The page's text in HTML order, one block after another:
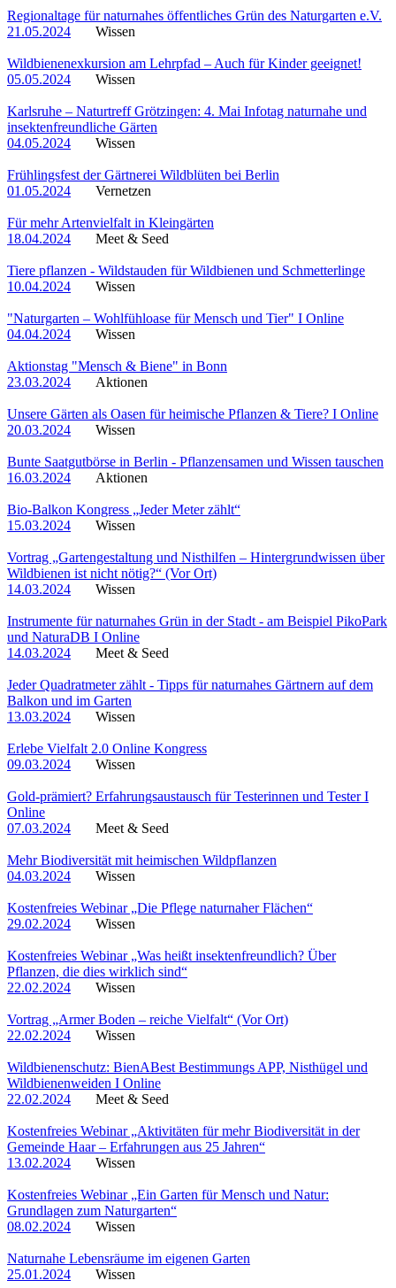
Regionaltage für naturnahes öffentliches Grün des Naturgarten e.V.
21.05.2024
Wissen
Wildbienenexkursion am Lehrpfad – Auch für Kinder geeignet!
05.05.2024
Wissen
Karlsruhe – Naturtreff Grötzingen: 4. Mai Infotag naturnahe und
insektenfreundliche Gärten
04.05.2024
Wissen
Frühlingsfest der Gärtnerei Wildblüten bei Berlin
01.05.2024
Vernetzen
Für mehr Artenvielfalt in Kleingärten
18.04.2024
Meet & Seed
Tiere pflanzen - Wildstauden für Wildbienen und Schmetterlinge
10.04.2024
Wissen
"Naturgarten – Wohlfühloase für Mensch und Tier" I Online
04.04.2024
Wissen
Aktionstag "Mensch & Biene" in Bonn
23.03.2024
Aktionen
Unsere Gärten als Oasen für heimische Pflanzen & Tiere? I Online
20.03.2024
Wissen
Bunte Saatgutbörse in Berlin - Pflanzensamen und Wissen tauschen
16.03.2024
Aktionen
Bio-Balkon Kongress „Jeder Meter zählt“
15.03.2024
Wissen
Vortrag „Gartengestaltung und Nisthilfen – Hintergrundwissen über
Wildbienen ist nicht nötig?“ (Vor Ort)
14.03.2024
Wissen
Instrumente für naturnahes Grün in der Stadt - am Beispiel PikoPark
und NaturaDB I Online
14.03.2024
Meet & Seed
Jeder Quadratmeter zählt - Tipps für naturnahes Gärtnern auf dem
Balkon und im Garten
13.03.2024
Wissen
Erlebe Vielfalt 2.0 Online Kongress
09.03.2024
Wissen
Gold-prämiert? Erfahrungsaustausch für Testerinnen und Tester I
Online
07.03.2024
Meet & Seed
Mehr Biodiversität mit heimischen Wildpflanzen
04.03.2024
Wissen
Kostenfreies Webinar „Die Pflege naturnaher Flächen“
29.02.2024
Wissen
Kostenfreies Webinar „Was heißt insektenfreundlich? Über
Pflanzen, die dies wirklich sind“
22.02.2024
Wissen
Vortrag „Armer Boden – reiche Vielfalt“ (Vor Ort)
22.02.2024
Wissen
Wildbienenschutz: BienABest Bestimmungs APP, Nisthügel und
Wildbienenweiden I Online
22.02.2024
Meet & Seed
Kostenfreies Webinar „Aktivitäten für mehr Biodiversität in der
Gemeinde Haar – Erfahrungen aus 25 Jahren“
13.02.2024
Wissen
Kostenfreies Webinar „Ein Garten für Mensch und Natur:
Grundlagen zum Naturgarten“
08.02.2024
Wissen
Naturnahe Lebensräume im eigenen Garten
25.01.2024
Wissen